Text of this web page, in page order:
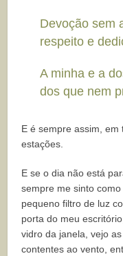
Devoção sem
respeito e
A minha e a
dos que nem
E é sempre assim,
estações.
E se o dia não está
sempre me sinto
pequeno filtro de luz
porta do meu
vidro da janela, vejo
contentes ao vento,